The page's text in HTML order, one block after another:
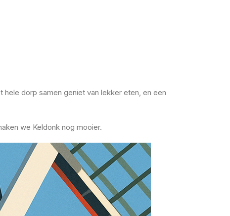
dorp samen geniet van lekker eten, en een
we Keldonk nog mooier.